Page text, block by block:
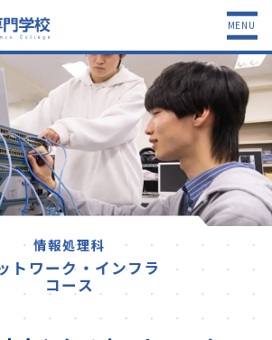
MENU
情報処理科
トワーク・インフラ
コース